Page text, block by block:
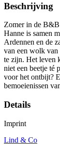
Beschrijving
Zomer in de
Hanne is samen
Ardennen en de
van een wolk
te zijn. Het leven
niet een beetje té
voor het ontbijt?
bemoeienissen
Details
Imprint
Lind & Co